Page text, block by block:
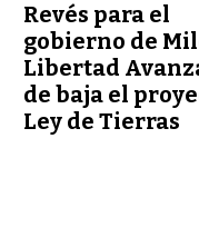
Revés para el
gobierno de
Libertad
de baja el
Ley de Tierras